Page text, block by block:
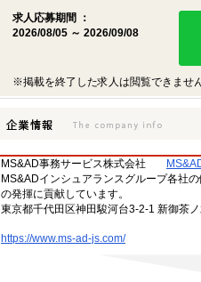
求人応募期間 ：
2026/08/05 ～ 2026/09/08
※掲載を終了した求人は閲覧できませ
MS&AD事務サービス株式会社
MS&ADインシュアランスグループ各社
の発揮に貢献しています。
東京都千代田区神田駿河台3-2-1 新御茶
https://www.ms-ad-js.com/